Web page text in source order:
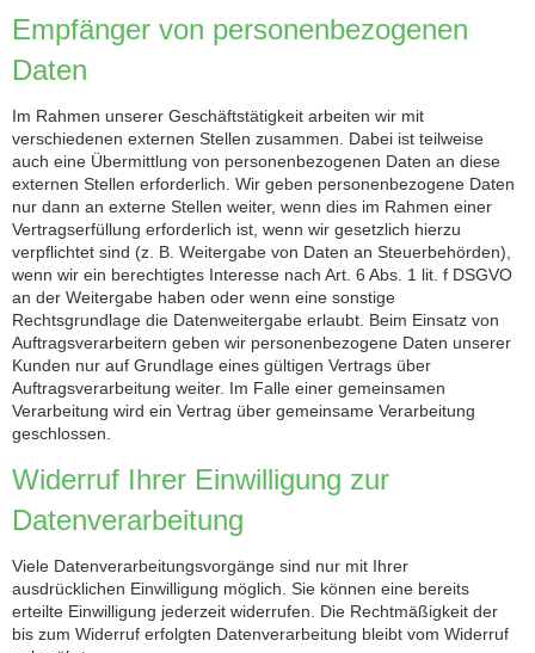
Empfänger von personenbezogenen
Daten
Im Rahmen unserer Geschäftstätigkeit arbeiten wir mit
verschiedenen externen Stellen zusammen. Dabei ist teilweise
auch eine Übermittlung von personenbezogenen Daten an diese
externen Stellen erforderlich. Wir geben personenbezogene Daten
nur dann an externe Stellen weiter, wenn dies im Rahmen einer
Vertragserfüllung erforderlich ist, wenn wir gesetzlich hierzu
verpflichtet sind (z. B. Weitergabe von Daten an Steuerbehörden),
wenn wir ein berechtigtes Interesse nach Art. 6 Abs. 1 lit. f DSGVO
an der Weitergabe haben oder wenn eine sonstige
Rechtsgrundlage die Datenweitergabe erlaubt. Beim Einsatz von
Auftragsverarbeitern geben wir personenbezogene Daten unserer
Kunden nur auf Grundlage eines gültigen Vertrags über
Auftragsverarbeitung weiter. Im Falle einer gemeinsamen
Verarbeitung wird ein Vertrag über gemeinsame Verarbeitung
geschlossen.
Widerruf Ihrer Einwilligung zur
Datenverarbeitung
Viele Datenverarbeitungsvorgänge sind nur mit Ihrer
ausdrücklichen Einwilligung möglich. Sie können eine bereits
erteilte Einwilligung jederzeit widerrufen. Die Rechtmäßigkeit der
bis zum Widerruf erfolgten Datenverarbeitung bleibt vom Widerruf